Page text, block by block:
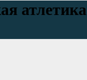
атлетика